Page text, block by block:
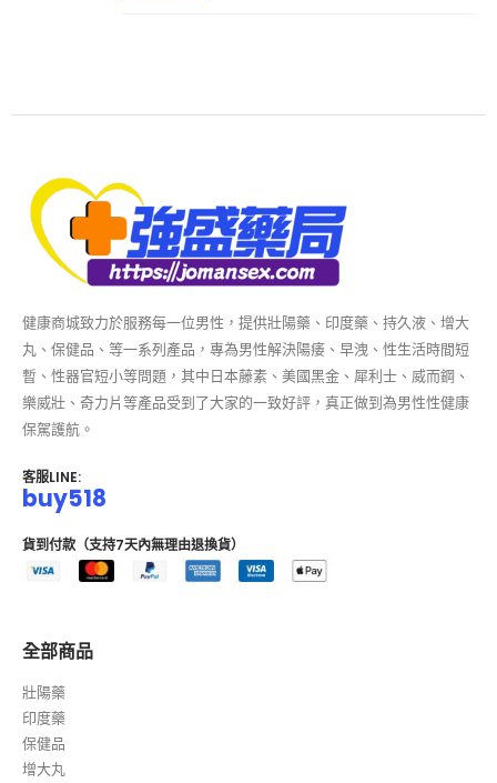
健康商城致力於服務每一位男性，提供壯陽藥、印度藥、持久液、增大
丸、保健品、等一系列產品，專為男性解決陽痿、早洩、性生活時間短
暫、性器官短小等問題，其中日本藤素、美國黑金、犀利士、威而鋼、
樂威壯、奇力片等產品受到了大家的一致好評，真正做到為男性性健康
保駕護航。
客服LINE:
buy518
貨到付款（支持7天內無理由退換貨）
全部商品
壯陽藥
印度藥
保健品
增大丸